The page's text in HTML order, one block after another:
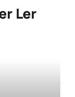
Ler